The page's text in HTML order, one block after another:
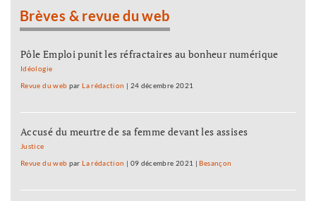
Brèves & revue du web
Pôle Emploi punit les réfractaires au bonheur numérique
Idéologie
Revue du web parLa rédaction | 24 décembre 2021
Accusé du meurtre de sa femme devant les assises
Justice
Revue du web parLa rédaction | 09 décembre 2021 |Besançon